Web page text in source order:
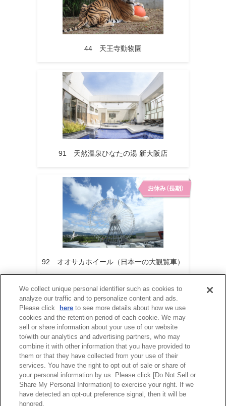
44 天王寺動物園
91 天然温泉ひなたの湯 新大阪店
92 オオサカホイール（日本一の大観覧車）
We collect unique personal identifier such as cookies to
analyze our traffic and to personalize content and ads.
Please click
here to see more details about how we use
cookies and the retention period of each cookie. We may
sell or share information about your use of our website
to/with our analytics and advertising partners, who may
combine it with other information that you have provided to
them or that they have collected from your use of their
services. You have the right to opt out of sale or share of
your personal information by us. Please click [Do Not Sell or
Share My Personal Information] to exercise your right. If we
have detected an opt-out preference signal, then it will be
honored.